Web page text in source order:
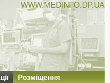
WWW.MEDINFO.DP.UA
Розміщення